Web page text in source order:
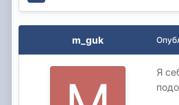
m_guk
Я